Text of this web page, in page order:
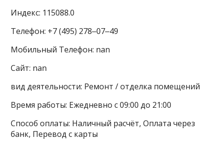
Индекс: 115088.0
Телефон: +7 (495) 278‒07‒49
Мобильный Телефон: nan
Сайт: nan
вид деятельности: Ремонт / отделка помещений
Время работы: Ежедневно с 09:00 до 21:00
Способ оплаты: Наличный расчёт, Оплата через
банк, Перевод с карты